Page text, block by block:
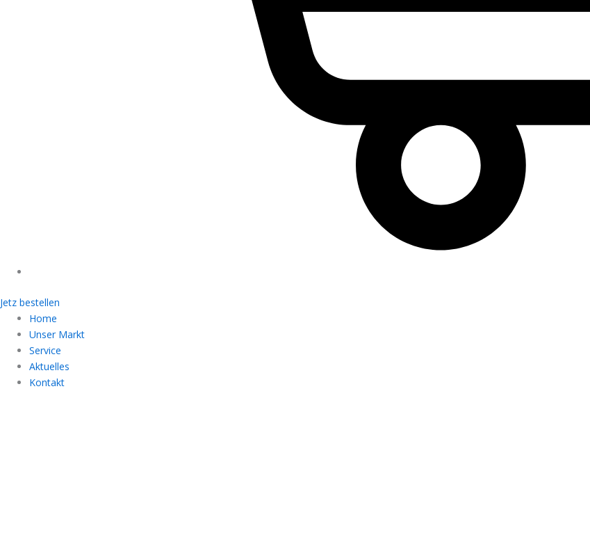
Jetz bestellen
Home
Unser Markt
Service
Aktuelles
Kontakt